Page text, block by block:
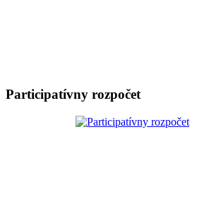
Participatívny rozpočet